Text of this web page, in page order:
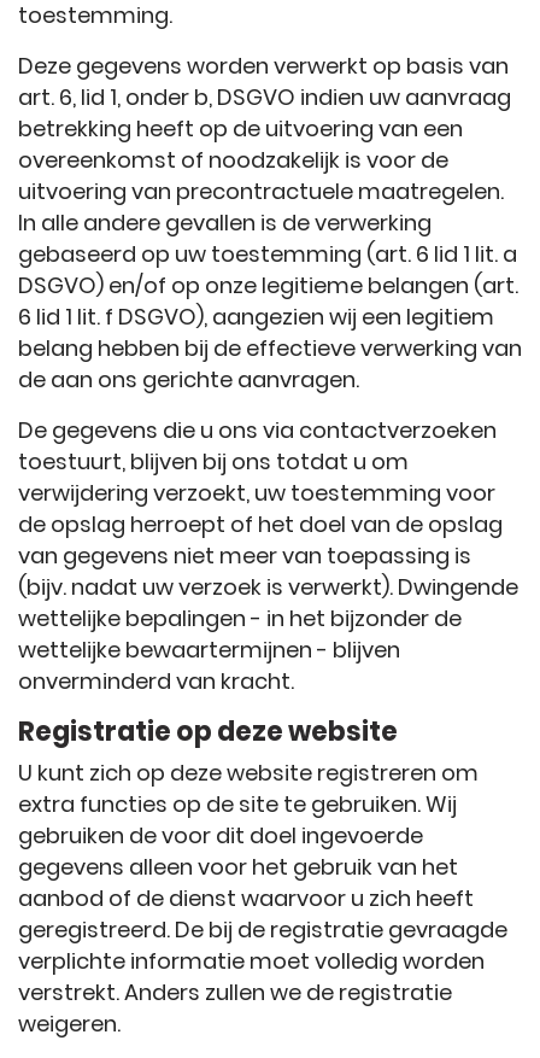
toestemming.
Deze gegevens worden verwerkt op basis van
art. 6, lid 1, onder b, DSGVO indien uw aanvraag
betrekking heeft op de uitvoering van een
overeenkomst of noodzakelijk is voor de
uitvoering van precontractuele maatregelen.
In alle andere gevallen is de verwerking
gebaseerd op uw toestemming (art. 6 lid 1 lit. a
DSGVO) en/of op onze legitieme belangen (art.
6 lid 1 lit. f DSGVO), aangezien wij een legitiem
belang hebben bij de effectieve verwerking van
de aan ons gerichte aanvragen.
De gegevens die u ons via contactverzoeken
toestuurt, blijven bij ons totdat u om
verwijdering verzoekt, uw toestemming voor
de opslag herroept of het doel van de opslag
van gegevens niet meer van toepassing is
(bijv. nadat uw verzoek is verwerkt). Dwingende
wettelijke bepalingen - in het bijzonder de
wettelijke bewaartermijnen - blijven
onverminderd van kracht.
Registratie op deze website
U kunt zich op deze website registreren om
extra functies op de site te gebruiken. Wij
gebruiken de voor dit doel ingevoerde
gegevens alleen voor het gebruik van het
aanbod of de dienst waarvoor u zich heeft
geregistreerd. De bij de registratie gevraagde
verplichte informatie moet volledig worden
verstrekt. Anders zullen we de registratie
weigeren.